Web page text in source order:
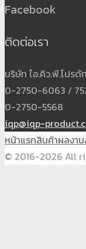
Facebook
ติดต่อเรา
บริษัท ไอ.คิว.พี.โปร
0-2750-6063 /
0-2750-5568
iqp@iqp-
หน้าแรกสินค้าผลงาน
© 2016-2026 All